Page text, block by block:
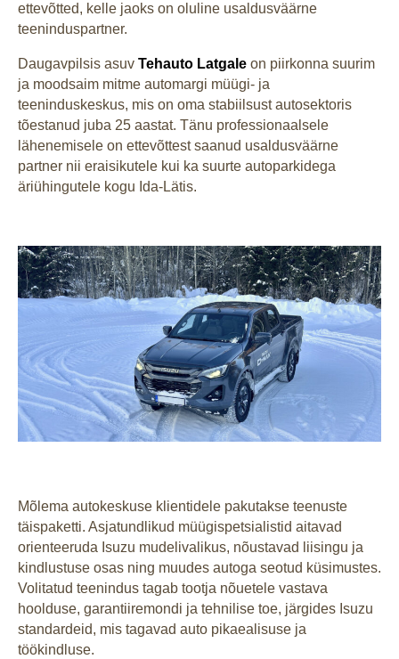
ettevõtted, kelle jaoks on oluline usaldusväärne
teeninduspartner.
Daugavpilsis asuv Tehauto Latgale on piirkonna suurim
ja moodsaim mitme automargi müügi- ja
teeninduskeskus, mis on oma stabiilsust autosektoris
tõestanud juba 25 aastat. Tänu professionaalsele
lähenemisele on ettevõttest saanud usaldusväärne
partner nii eraisikutele kui ka suurte autoparkidega
äriühingutele kogu Ida-Lätis.
Mõlema autokeskuse klientidele pakutakse teenuste
täispaketti. Asjatundlikud müügispetsialistid aitavad
orienteeruda Isuzu mudelivalikus, nõustavad liisingu ja
kindlustuse osas ning muudes autoga seotud küsimustes.
Volitatud teenindus tagab tootja nõuetele vastava
hoolduse, garantiiremondi ja tehnilise toe, järgides Isuzu
standardeid, mis tagavad auto pikaealisuse ja
töökindluse.